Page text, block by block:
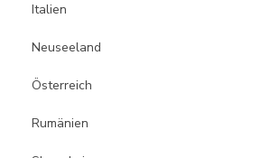
Italien
Neuseeland
Österreich
Rumänien